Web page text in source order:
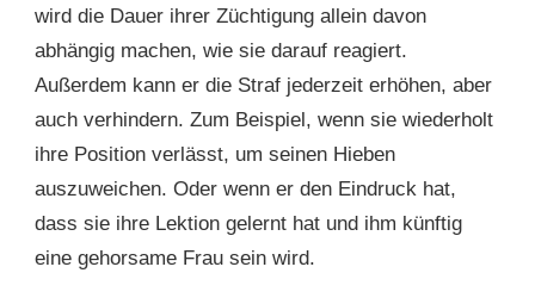
wird die Dauer ihrer Züchtigung allein davon
abhängig machen, wie sie darauf reagiert.
Außerdem kann er die Straf jederzeit erhöhen, aber
auch verhindern. Zum Beispiel, wenn sie wiederholt
ihre Position verlässt, um seinen Hieben
auszuweichen. Oder wenn er den Eindruck hat,
dass sie ihre Lektion gelernt hat und ihm künftig
eine gehorsame Frau sein wird.